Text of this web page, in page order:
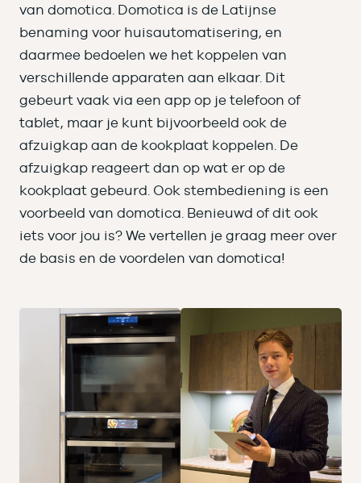
van domotica. Domotica is de Latijnse
benaming voor huisautomatisering, en
daarmee bedoelen we het koppelen van
verschillende apparaten aan elkaar. Dit
gebeurt vaak via een app op je telefoon of
tablet, maar je kunt bijvoorbeeld ook de
afzuigkap aan de kookplaat koppelen. De
afzuigkap reageert dan op wat er op de
kookplaat gebeurd. Ook stembediening is een
voorbeeld van domotica. Benieuwd of dit ook
iets voor jou is? We vertellen je graag meer over
de basis en de voordelen van domotica!